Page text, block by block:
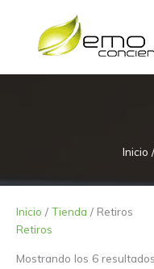
contenido
Inicio /
Inicio / Tienda / Retiros
Retiros
Mostrando los 6 resultados